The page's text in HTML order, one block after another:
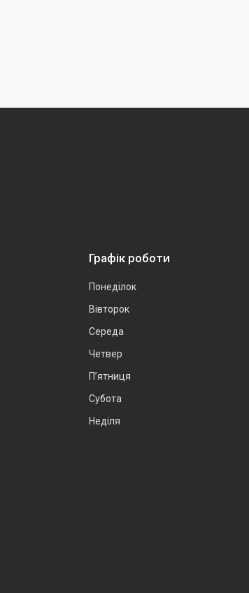
Графік роботи
Понеділок
Вівторок
Середа
Четвер
Пʼятниця
Субота
Неділя